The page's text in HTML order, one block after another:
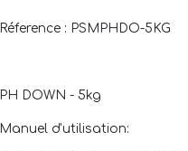
Réference : PSMPHDO-5KG
PH DOWN - 5kg
Manuel d'utilisation: